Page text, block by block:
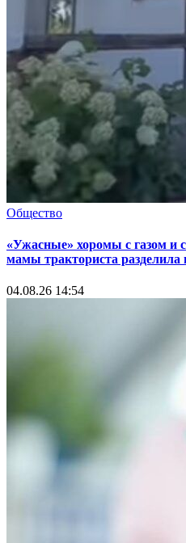
Общество
«Ужасные» хоромы с газом и
мамы тракториста разделила
04.08.26 14:54